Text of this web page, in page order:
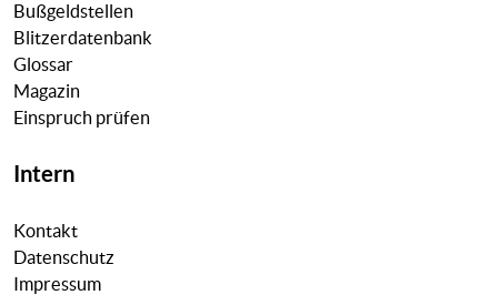
Bußgeldstellen
Blitzerdatenbank
Glossar
Magazin
Einspruch prüfen
Intern
Kontakt
Datenschutz
Impressum